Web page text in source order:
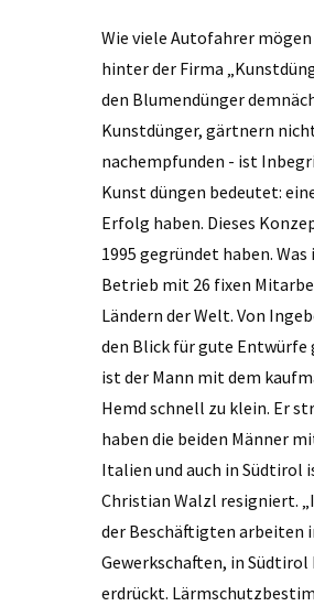
Wie viele Autofahrer
hinter der Firma
den Blumendünger
Kunstdünger, gärtnern
nachempfunden - ist
Kunst düngen bedeutet:
Erfolg haben. Dieses
1995 gegründet haben.
Betrieb mit 26 fixen
Ländern der Welt. Von
den Blick für gute Entwürfe
ist der Mann mit dem
Hemd schnell zu klein. Er
haben die beiden Männer
Italien und auch in Südtirol
Christian Walzl resigniert.
der Beschäftigten arbeiten
Gewerkschaften, in
erdrückt.